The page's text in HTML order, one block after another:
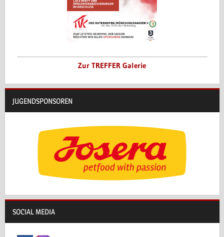
Zur TREFFER Galerie
JUGENDSPONSOREN
SOCIAL MEDIA